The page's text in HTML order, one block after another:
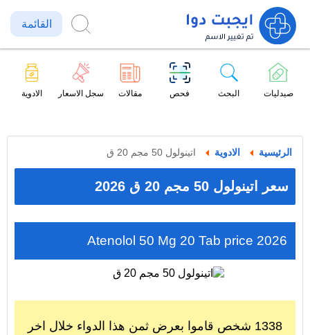
القائمة
صيدليات البحث فحص مقالات سجل الاسعار الادوية
الرئيسية الادوية اتينولول 50 مجم 20 ق
سعر اتينولول 50 مجم 20 ق 2026
Atenolol 50 Mg 20 Tab price 2026
1338 شخص قاموا بعرض ثمن هذا الدواء خلال اخر